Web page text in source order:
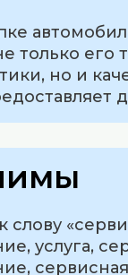
только его
но и
услуга,